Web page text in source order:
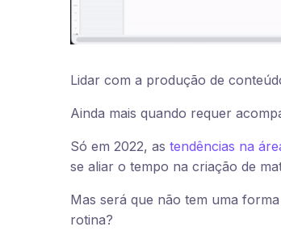
Lidar com a produção de
Ainda mais quando requer
Só em 2022, as tendências na
se aliar o tempo na criação de
Mas será que não tem uma
rotina?